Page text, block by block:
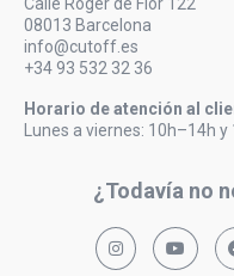
08013 Barcelona
info@cutoff.es
+34 93 532 32 36
Horario de atención al
Lunes a viernes: 10h–14h
¿Todavía no